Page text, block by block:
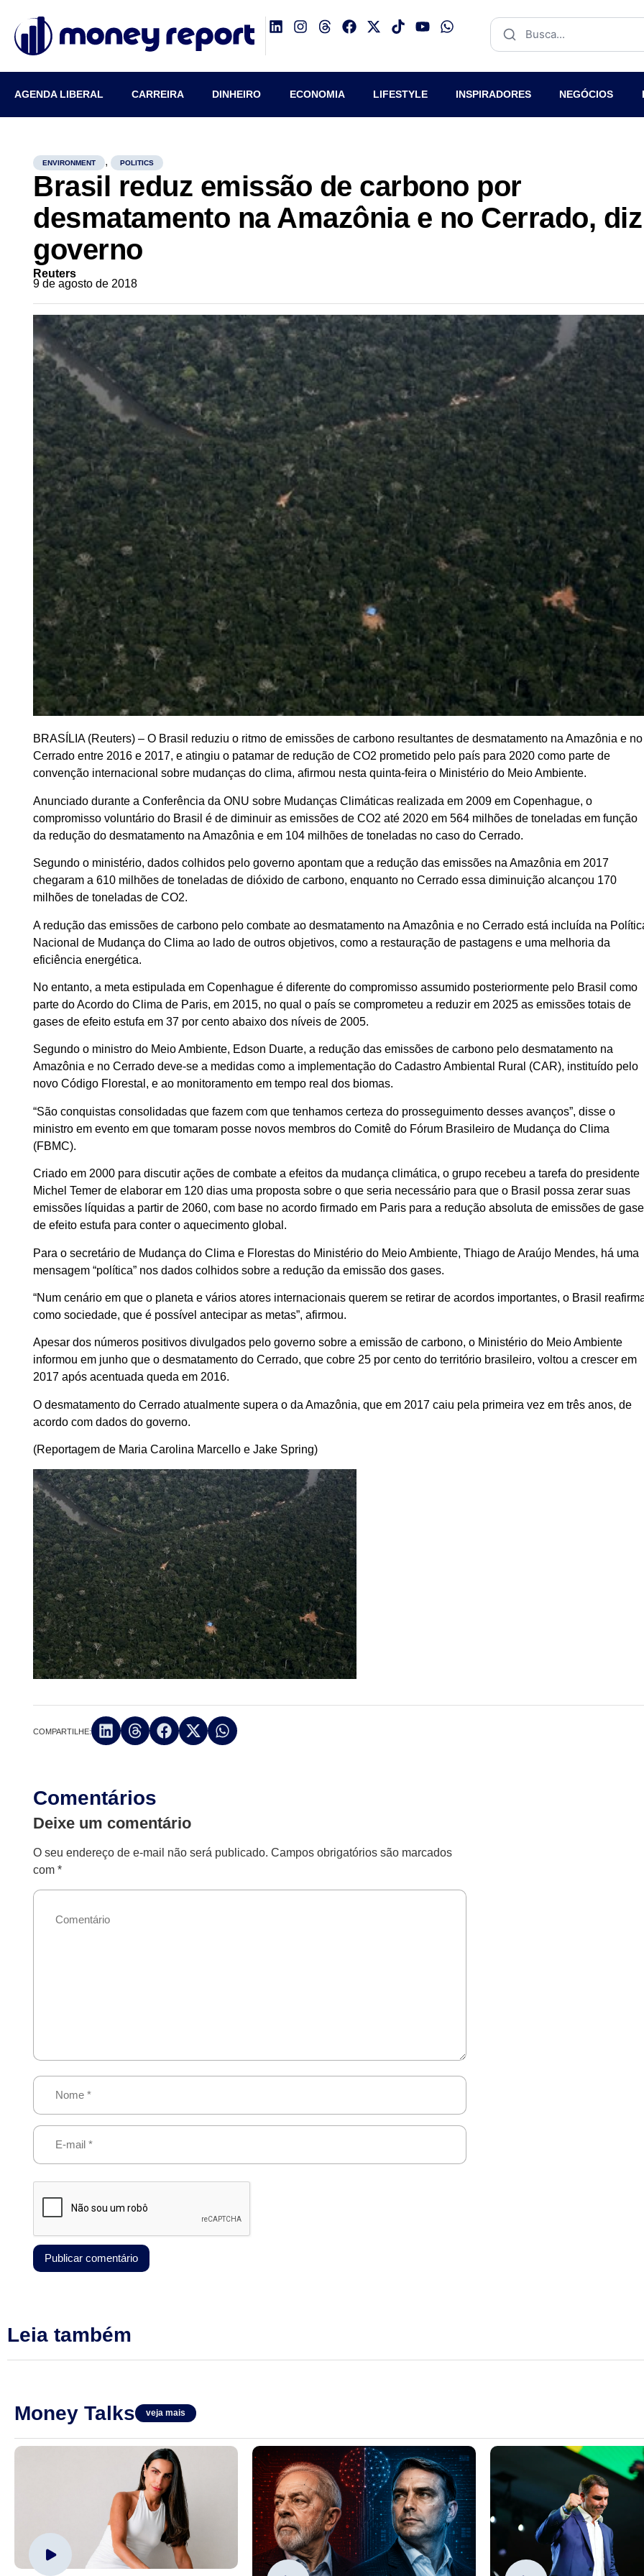
AGENDA LIBERAL CARREIRA DINHEIRO ECONOMIA LIFESTYLE INSPIRADORES NEGÓCIOS
ENVIRONMENT , POLITICS
Brasil reduz emissão de carbono por
desmatamento na Amazônia e no Cerrado, diz
governo
Reuters
9 de agosto de 2018
BRASÍLIA (Reuters) – O Brasil reduziu o ritmo de emissões de carbono resultantes de desmatamento na Amazônia e no
Cerrado entre 2016 e 2017, e atingiu o patamar de redução de CO2 prometido pelo país para 2020 como parte de
convenção internacional sobre mudanças do clima, afirmou nesta quinta-feira o Ministério do Meio Ambiente.
Anunciado durante a Conferência da ONU sobre Mudanças Climáticas realizada em 2009 em Copenhague, o
compromisso voluntário do Brasil é de diminuir as emissões de CO2 até 2020 em 564 milhões de toneladas em função
da redução do desmatamento na Amazônia e em 104 milhões de toneladas no caso do Cerrado.
Segundo o ministério, dados colhidos pelo governo apontam que a redução das emissões na Amazônia em 2017
chegaram a 610 milhões de toneladas de dióxido de carbono, enquanto no Cerrado essa diminuição alcançou 170
milhões de toneladas de CO2.
A redução das emissões de carbono pelo combate ao desmatamento na Amazônia e no Cerrado está incluída na
Nacional de Mudança do Clima ao lado de outros objetivos, como a restauração de pastagens e uma melhoria da
eficiência energética.
No entanto, a meta estipulada em Copenhague é diferente do compromisso assumido posteriormente pelo Brasil como
parte do Acordo do Clima de Paris, em 2015, no qual o país se comprometeu a reduzir em 2025 as emissões totais de
gases de efeito estufa em 37 por cento abaixo dos níveis de 2005.
Segundo o ministro do Meio Ambiente, Edson Duarte, a redução das emissões de carbono pelo desmatamento na
Amazônia e no Cerrado deve-se a medidas como a implementação do Cadastro Ambiental Rural (CAR), instituído pelo
novo Código Florestal, e ao monitoramento em tempo real dos biomas.
“São conquistas consolidadas que fazem com que tenhamos certeza do prosseguimento desses avanços”, disse o
ministro em evento em que tomaram posse novos membros do Comitê do Fórum Brasileiro de Mudança do Clima
(FBMC).
Criado em 2000 para discutir ações de combate a efeitos da mudança climática, o grupo recebeu a tarefa do presidente
Michel Temer de elaborar em 120 dias uma proposta sobre o que seria necessário para que o Brasil possa zerar suas
emissões líquidas a partir de 2060, com base no acordo firmado em Paris para a redução absoluta de emissões de
de efeito estufa para conter o aquecimento global.
Para o secretário de Mudança do Clima e Florestas do Ministério do Meio Ambiente, Thiago de Araújo Mendes, há uma
mensagem “política” nos dados colhidos sobre a redução da emissão dos gases.
“Num cenário em que o planeta e vários atores internacionais querem se retirar de acordos importantes, o Brasil
como sociedade, que é possível antecipar as metas”, afirmou.
Apesar dos números positivos divulgados pelo governo sobre a emissão de carbono, o Ministério do Meio Ambiente
informou em junho que o desmatamento do Cerrado, que cobre 25 por cento do território brasileiro, voltou a crescer em
2017 após acentuada queda em 2016.
O desmatamento do Cerrado atualmente supera o da Amazônia, que em 2017 caiu pela primeira vez em três anos, de
acordo com dados do governo.
(Reportagem de Maria Carolina Marcello e Jake Spring)
COMPARTILHE:
Comentários
Deixe um comentário
O seu endereço de e-mail não será publicado. Campos obrigatórios são marcados
com*
Leia também
Money Talks veja mais